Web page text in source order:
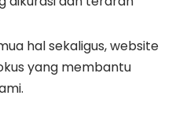
hal sekaligus, website
yang membantu